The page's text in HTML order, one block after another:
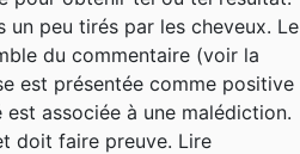
peu tirés par les cheveux. Le
du commentaire (voir la
est présentée comme positive
associée à une malédiction.
doit faire preuve. Lire